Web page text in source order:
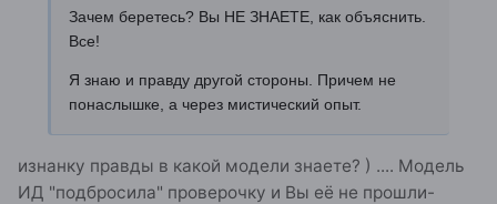
Зачем беретесь? Вы НЕ ЗНАЕТЕ, как объяснить.
Все!
Я знаю и правду другой стороны. Причем не
понаслышке, а через мистический опыт.
изнанку правды в какой модели знаете? ) .... Модель
ИД "подбросила" проверочку и Вы её не прошли-